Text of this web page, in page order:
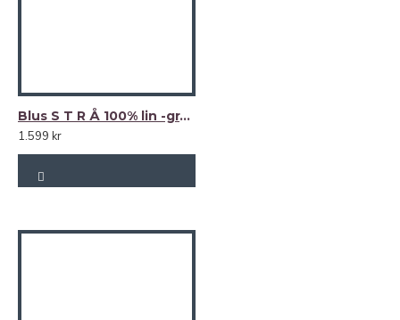
Blus S T R Å 100% lin -grafitgrått (charcoal)-
1.599 kr